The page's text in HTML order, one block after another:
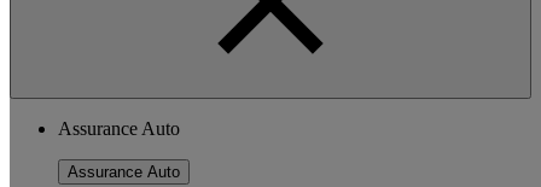
Assurance Auto
Assurance Auto